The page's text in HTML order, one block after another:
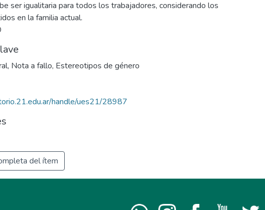
ser igualitaria para todos los trabajadores, considerando los
en la familia actual.
, Nota a fallo, Estereotipos de género
handle/ues21/28987
del ítem